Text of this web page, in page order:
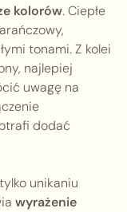
kolorów. Ciepłe
tonami. Z kolei
najlepiej
uwagę na
dodać
unikaniu
wyrażenie